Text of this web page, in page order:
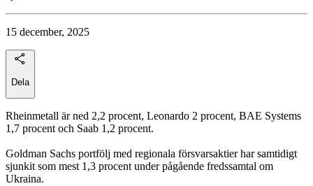
15 december, 2025
Dela
Rheinmetall är ned 2,2 procent, Leonardo 2 procent, BAE Systems
1,7 procent och Saab 1,2 procent.
Goldman Sachs portfölj med regionala försvarsaktier har samtidigt
sjunkit som mest 1,3 procent under pågående fredssamtal om
Ukraina.